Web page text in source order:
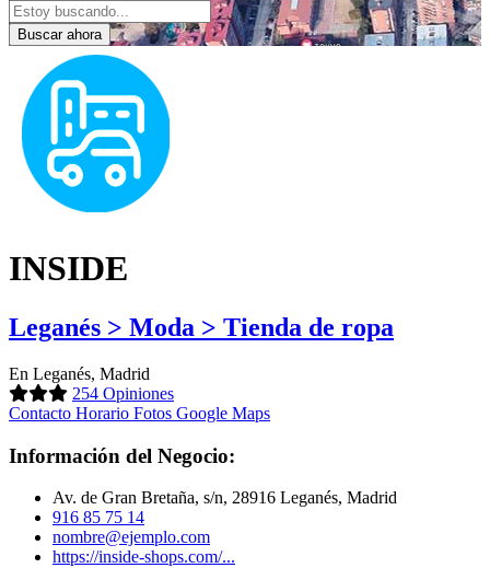
Buscar ahora
INSIDE
Leganés > Moda > Tienda de ropa
En Leganés, Madrid
254 Opiniones
Contacto Horario Fotos Google Maps
Información del Negocio:
Av. de Gran Bretaña, s/n, 28916 Leganés, Madrid
916 85 75 14
nombre@ejemplo.com
https://inside-shops.com/...